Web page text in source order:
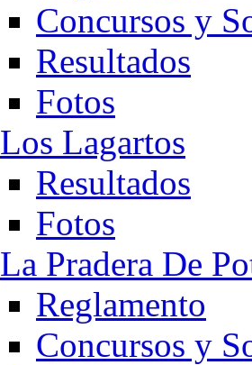
Concursos y
Resultados
Fotos
Los Lagartos
Resultados
Fotos
La Pradera De
Reglamento
Concursos y